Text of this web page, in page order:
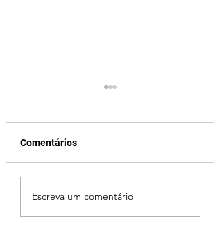
Reviravolta na política
desiste de disputar o
Comentários
Escreva um comentário